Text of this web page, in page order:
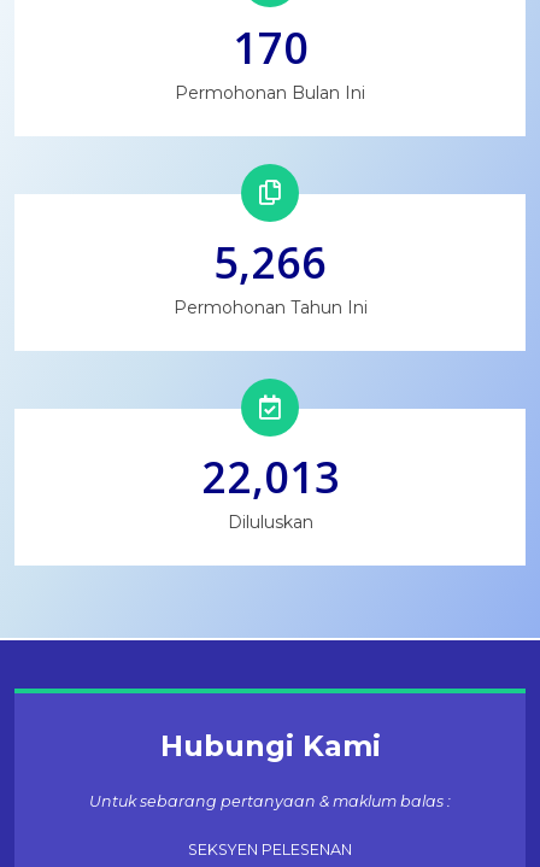
170
Permohonan Bulan Ini
5,266
Permohonan Tahun Ini
22,013
Diluluskan
Hubungi Kami
Untuk sebarang pertanyaan & maklum balas :
SEKSYEN PELESENAN